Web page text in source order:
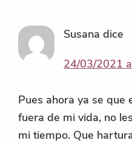
LOS
LECTORES
Susana dice
24/03/2021
Pues ahora ya se que
fuera de mi vida, no
mi tiempo. Que